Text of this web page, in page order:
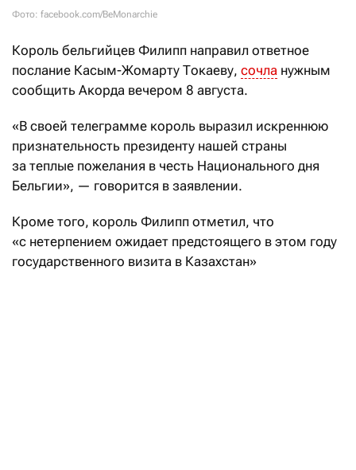
Фото: facebook.com/BeMonarchie
Король бельгийцев Филипп направил ответное
послание Касым-Жомарту Токаеву, сочла нужным
сообщить Акорда вечером 8 августа.
«В своей телеграмме король выразил искреннюю
признательность президенту нашей страны
за теплые пожелания в честь Национального дня
Бельгии», — говорится в заявлении.
Кроме того, король Филипп отметил, что
«с нетерпением ожидает предстоящего в этом году
государственного визита в Казахстан»